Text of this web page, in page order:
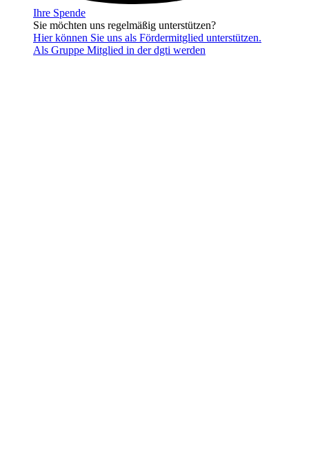
Ihre Spende
Sie möchten uns regelmäßig unterstützen?
Hier können Sie uns als Fördermitglied unterstützen.
Als Gruppe Mitglied in der dgti werden